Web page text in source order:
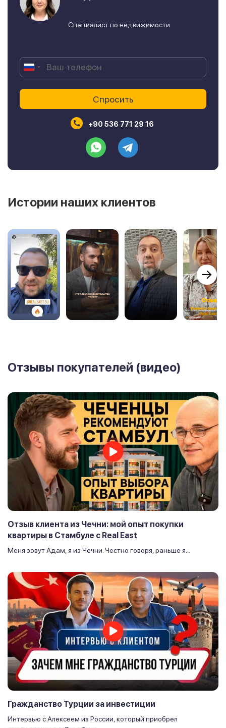
Специалист по недвижимости
+90 536 771 29 16
Истории наших клиентов
Отзывы покупателей (видео)
Отзыв клиента из Чечни: мой опыт покупки
квартиры в Стамбуле с Real East
Меня зовут Адам, я из Чечни. Честно говоря, раньше я...
Гражданство Турции за инвестиции
Интервью с Алексеем из России, который приобрел